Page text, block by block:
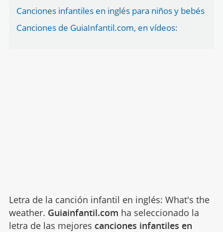
Canciones infantiles en inglés para niños y bebés
Canciones de GuiaInfantil.com, en vídeos:
Letra de la canción infantil en inglés: What's the
weather. Guiainfantil.com ha seleccionado la
letra de las mejores canciones infantiles en